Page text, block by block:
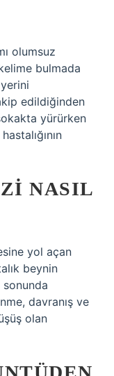
olumsuz
bulmada
edildiğinden
yürürken
NASIL
yol açan
beynin
davranış ve
olan